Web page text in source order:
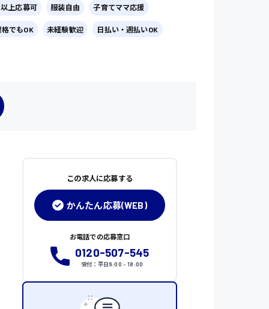
上応募可 服装自由 子育てママ応援
でもOK 未経験歓迎 日払い・週払いOK
この求人に応募する
かんたん応募(WEB)
お電話での応募窓口
0120-507-545
受付：平日9:00 - 18:00